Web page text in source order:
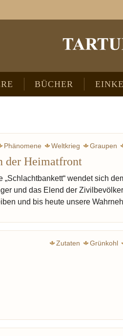
BÜCHER
Phänomene Weltkrieg Graupen
Klemperer Victor Butter
der Heimatfront
„Schlachtbankett“ wendet sich
und das Elend der
und bis heute unsere
Zutaten Grünkohl